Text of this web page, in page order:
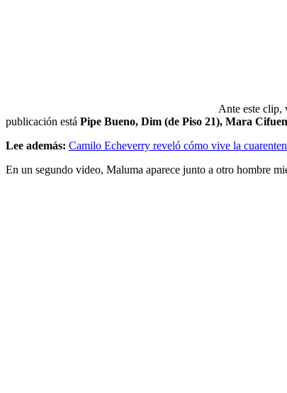
Ante este clip,
publicación está Pipe Bueno, Dim (de Piso 21), Mara
Lee además: Camilo Echeverry reveló cómo vive la
En un segundo video, Maluma aparece junto a otro hombre